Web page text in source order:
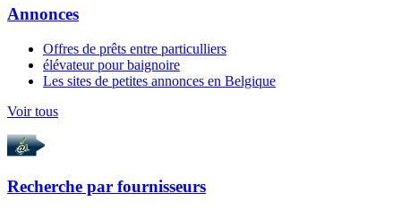
Annonces
Offres de prêts entre particulliers
élévateur pour baignoire
Les sites de petites annonces en Belgique
Voir tous
Recherche par fournisseurs